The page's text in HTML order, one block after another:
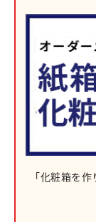
「化粧箱を作